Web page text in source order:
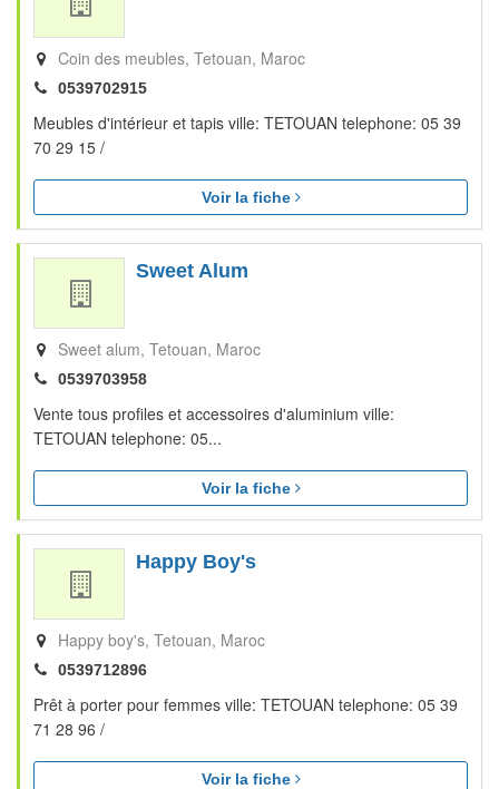
Coin des meubles Tetouan Maroc
0539702915
Meubles d'intérieur et tapis ville: TETOUAN telephone: 05 39
70 29 15 /
Voir la fiche
Sweet Alum
Sweet alum Tetouan Maroc
0539703958
Vente tous profiles et accessoires d'aluminium ville:
TETOUAN telephone: 05...
Voir la fiche
Happy Boy's
Happy boy's Tetouan Maroc
0539712896
Prêt à porter pour femmes ville: TETOUAN telephone: 05 39
71 28 96 /
Voir la fiche